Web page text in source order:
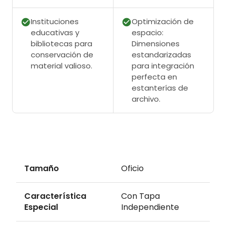
Instituciones
educativas y
bibliotecas para
conservación de
material valioso.
Optimización de
espacio:
Dimensiones
estandarizadas
para integración
perfecta en
estanterías de
archivo.
Tamaño Oficio
Característica
Especial
Con Tapa
Independiente